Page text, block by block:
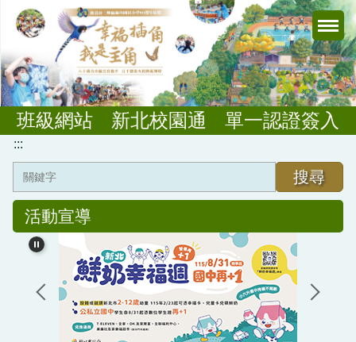
跳
到
要
內
容
區班級網站 新北校園通 單一認證簽入
:::
搜尋
活動宣導